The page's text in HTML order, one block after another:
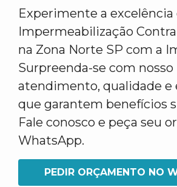
Experimente a excelência
Impermeabilização
na Zona Norte SP com a
Surpreenda-se com nosso
atendimento, qualidade e
que garantem benefícios
Fale conosco e peça seu
WhatsApp.
PEDIR ORÇAMENTO NO